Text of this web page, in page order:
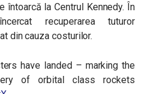
la Centrul Kennedy. În
recuperarea tuturor
din cauza costurilor.
have landed – marking the
of orbital class rockets